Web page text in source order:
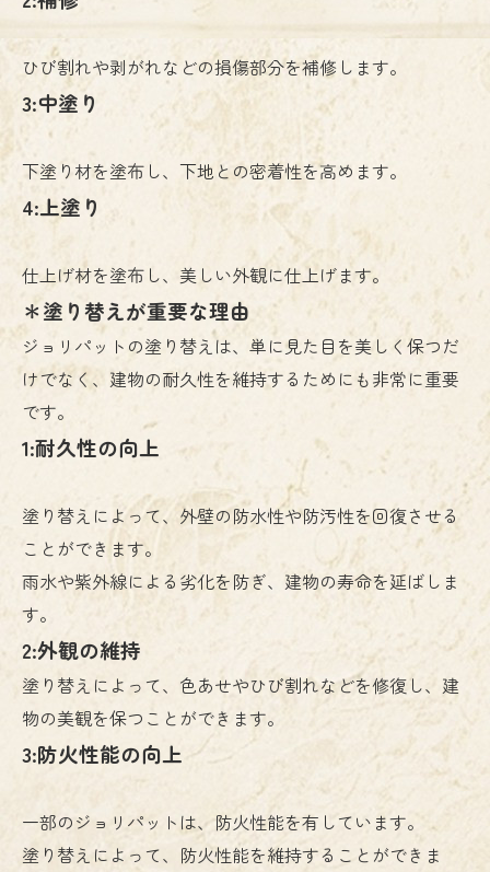
ひび割れや剥がれなどの損傷部分を補修します。
3:中塗り
下塗り材を塗布し、下地との密着性を高めます。
4:上塗り
仕上げ材を塗布し、美しい外観に仕上げます。
＊塗り替えが重要な理由
ジョリパットの塗り替えは、単に見た目を美しく保つだ
けでなく、建物の耐久性を維持するためにも非常に重要
です。
1:耐久性の向上
塗り替えによって、外壁の防水性や防汚性を回復させる
ことができます。
雨水や紫外線による劣化を防ぎ、建物の寿命を延ばしま
す。
2:外観の維持
塗り替えによって、色あせやひび割れなどを修復し、建
物の美観を保つことができます。
3:防火性能の向上
一部のジョリパットは、防火性能を有しています。
塗り替えによって、防火性能を維持することができま